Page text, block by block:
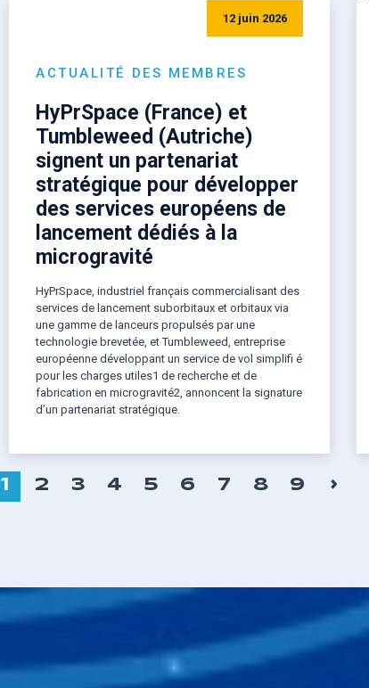
12 juin 2026
ACTUALITÉ DES MEMBRES
HyPrSpace (France) et
Tumbleweed (Autriche)
signent un partenariat
stratégique pour développer
des services européens de
lancement dédiés à la
microgravité
HyPrSpace, industriel français commercialisant des
services de lancement suborbitaux et orbitaux via
une gamme de lanceurs propulsés par une
technologie brevetée, et Tumbleweed, entreprise
européenne développant un service de vol simplifi é
pour les charges utiles1 de recherche et de
fabrication en microgravité2, annoncent la signature
d’un partenariat stratégique.
PAGE
1 PAGE
2 PAGE
3 PAGE
4 PAGE
5 PAGE
6 PAGE
7 PAGE
8 PAGE
9 ›